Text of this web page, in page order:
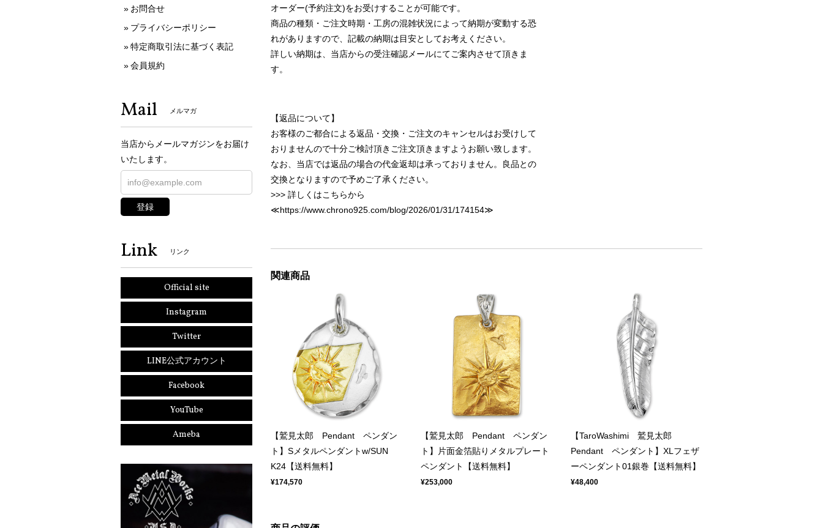
オーダー(予約注文)をお受けすることが可能です。
商品の種類・ご注文時期・工房の混雑状況によって納期が変動する恐
れがありますので、記載の納期は目安としてお考えください。
詳しい納期は、当店からの受注確認メールにてご案内させて頂きま
す。
【返品について】
お客様のご都合による返品・交換・ご注文のキャンセルはお受けして
おりませんので十分ご検討頂きご注文頂きますようお願い致します。
なお、当店では返品の場合の代金返却は承っておりません。良品との
交換となりますので予めご了承ください。
>>> 詳しくはこちらから
≪https://www.chrono925.com/blog/2026/01/31/174154≫
関連商品
【鷲見太郎 Pendant ペンダン
ト】Sメタルペンダントw/SUN
K24【送料無料】
¥174,570
【鷲見太郎 Pendant ペンダン
ト】片面金箔貼りメタルプレート
ペンダント【送料無料】
¥253,000
【TaroWashimi 鷲見太郎
Pendant ペンダント】XLフェザ
ーペンダント01銀巻【送料無料】
¥48,400
お問合せ
プライバシーポリシー
特定商取引法に基づく表記
会員規約
Mail メルマガ
当店からメールマガジンをお届け
いたします。
登録
Link リンク
Official site
Instagram
Twitter
LINE公式アカウント
Facebook
YouTube
Ameba